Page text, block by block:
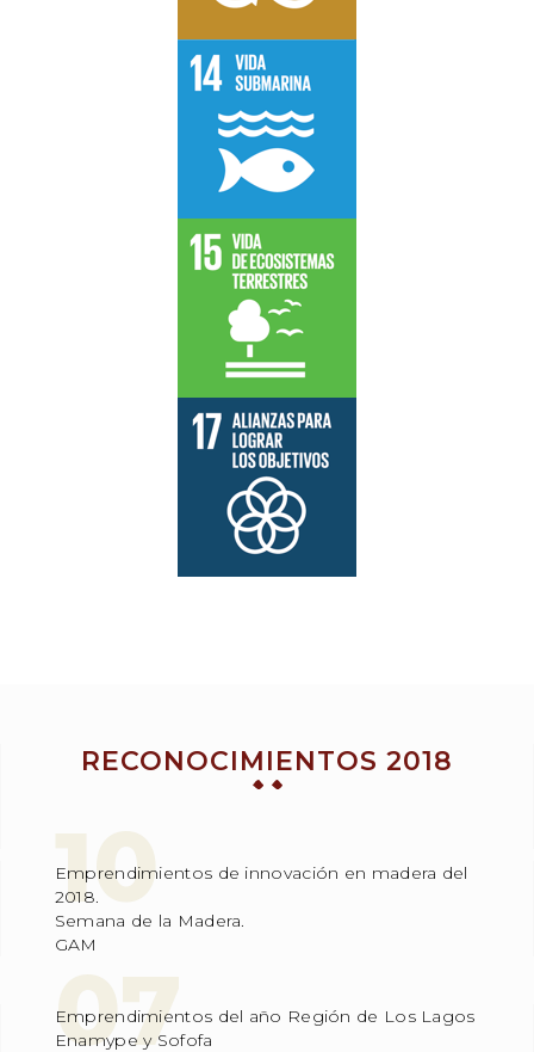
RECONOCIMIENTOS 2018
Emprendimientos de innovación en madera del
2018.
Semana de la Madera.
GAM
Emprendimientos del año Región de Los Lagos
Enamype y Sofofa